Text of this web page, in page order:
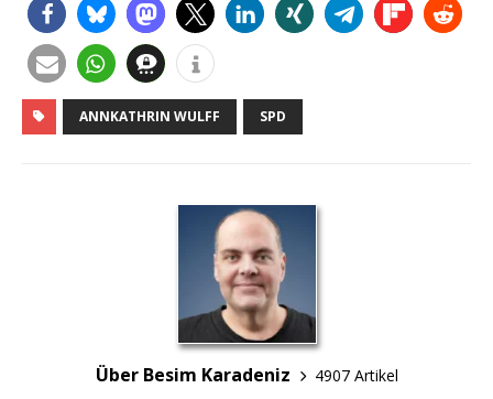
ANNKATHRIN WULFF SPD
Über Besim Karadeniz
4907 Artikel